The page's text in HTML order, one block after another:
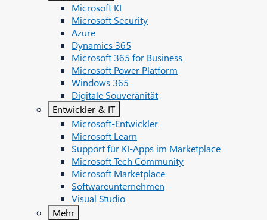
Microsoft KI
Microsoft Security
Azure
Dynamics 365
Microsoft 365 for Business
Microsoft Power Platform
Windows 365
Digitale Souveränität
Entwickler & IT
Microsoft-Entwickler
Microsoft Learn
Support für KI-Apps im Marketplace
Microsoft Tech Community
Microsoft Marketplace
Softwareunternehmen
Visual Studio
Mehr